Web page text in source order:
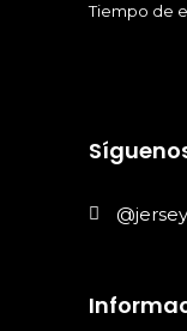
Tiempo de